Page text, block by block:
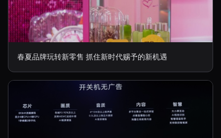
春夏品牌玩转新零售 抓住新时代赐予的新机遇